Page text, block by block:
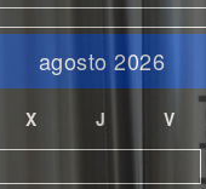
agosto 2026
X J V